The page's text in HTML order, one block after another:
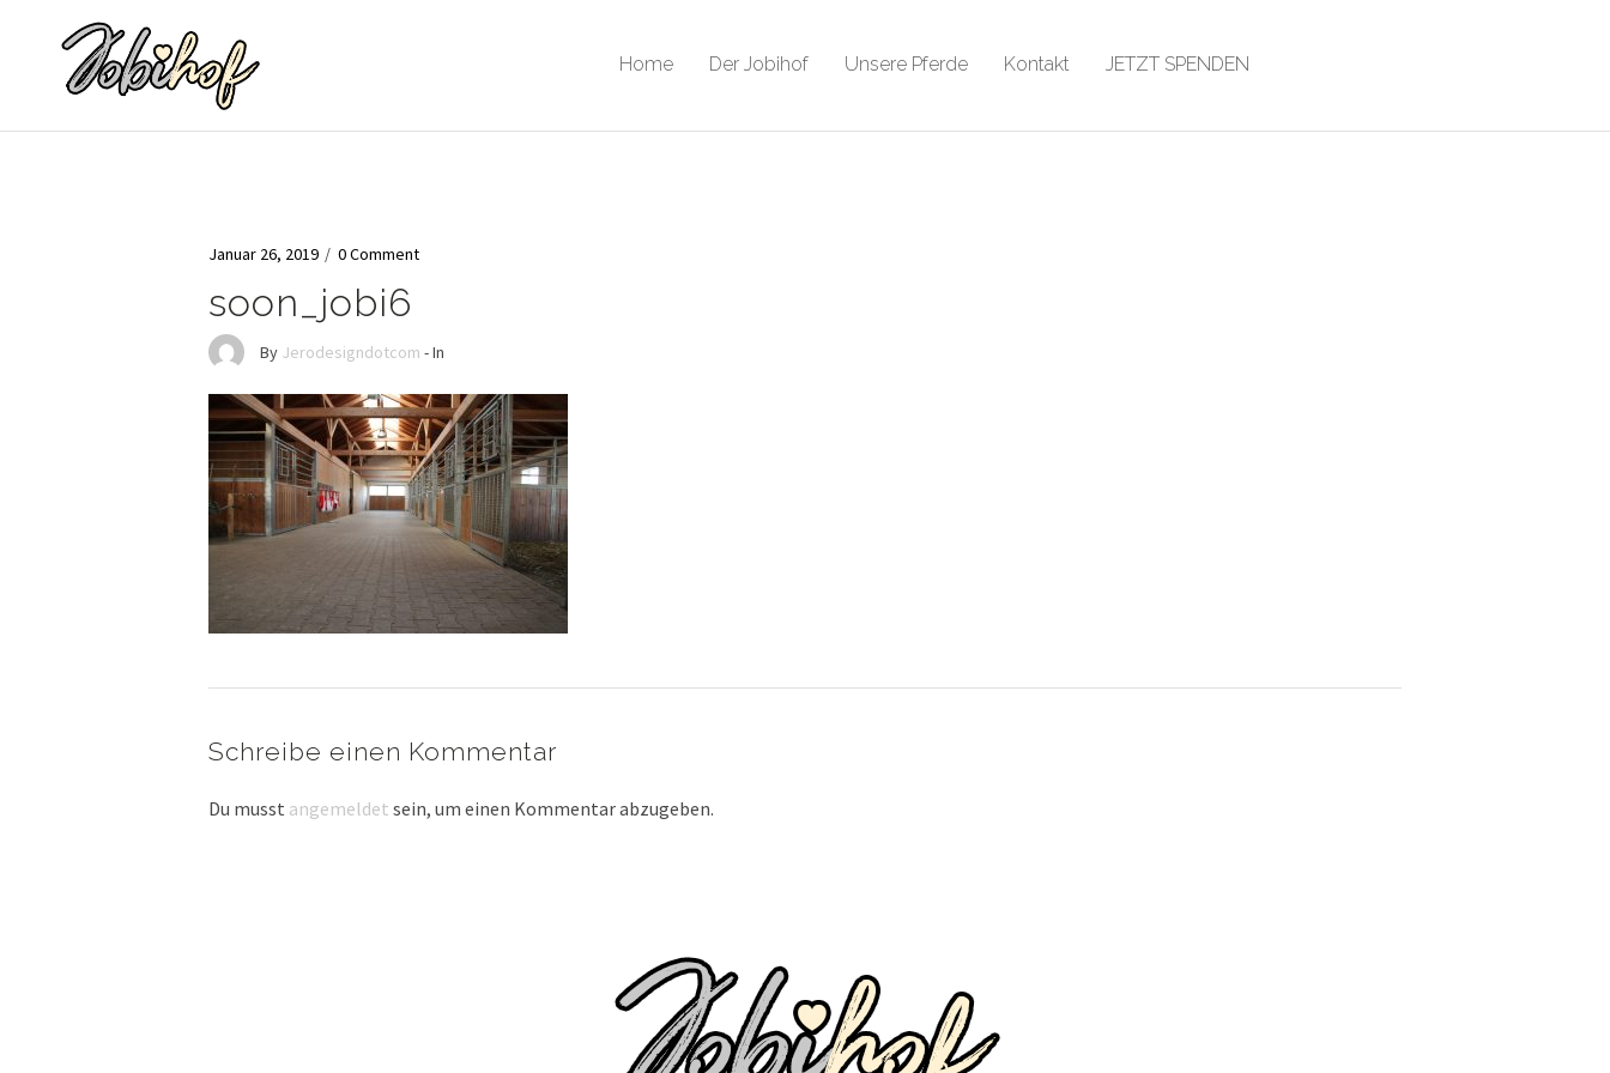
Home Der Jobihof Unsere Pferde Kontakt JETZT SPENDEN
Januar 26, 2019 / 0 Comment
soon_jobi6
By Jerodesigndotcom - In
Schreibe einen Kommentar
Du musst angemeldet sein, um einen Kommentar abzugeben.